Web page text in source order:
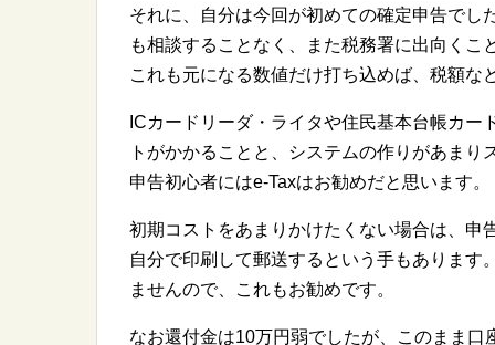
それに、自分は今回が初めての確定申告でし
も相談することなく、また税務署に出向く
これも元になる数値だけ打ち込めば、税額な
ICカードリーダ・ライタや住民基本台帳カ
トがかかることと、システムの作りがあま
申告初心者にはe-Taxはお勧めだと思います。
初期コストをあまりかけたくない場合は、申
自分で印刷して郵送するという手もありま
ませんので、これもお勧めです。
なお還付金は10万円弱でしたが、このまま